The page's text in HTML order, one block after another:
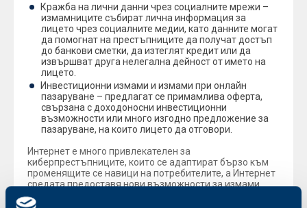
Кражба на лични данни чрез социалните мрежи –
измамниците събират лична информация за
лицето чрез социалните медии, като данните могат
да помогнат на престъпниците да получат достъп
до банкови сметки, да изтеглят кредит или да
извършват друга нелегална дейност от името на
лицето.
Инвестиционни измами и измами при онлайн
пазаруване – предлагат се примамлива оферта,
свързана с доходоносни инвестиционни
възможности или много изгодно предложение за
пазаруване, на които лицето да отговори.
Интернет е много привлекателен за
киберпрестъпниците, които се адаптират бързо към
променящите се навици на потребителите, а Интернет
средата предоставя нови възможности за измами.
Мошениците използват сложни трикове, примамливи